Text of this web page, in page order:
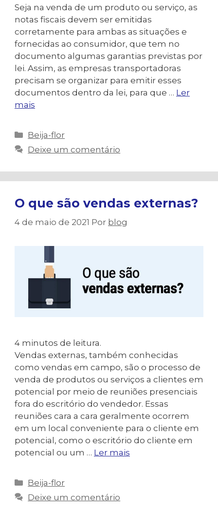
Seja na venda de um produto ou serviço, as
notas fiscais devem ser emitidas
corretamente para ambas as situações e
fornecidas ao consumidor, que tem no
documento algumas garantias previstas por
lei. Assim, as empresas transportadoras
precisam se organizar para emitir esses
documentos dentro da lei, para que … Ler
mais
Categorias
Beija-flor
Deixe um comentário
O que são vendas externas?
4 de maio de 2021 Por blog
4 minutos de leitura.
Vendas externas, também conhecidas
como vendas em campo, são o processo de
venda de produtos ou serviços a clientes em
potencial por meio de reuniões presenciais
fora do escritório do vendedor. Essas
reuniões cara a cara geralmente ocorrem
em um local conveniente para o cliente em
potencial, como o escritório do cliente em
potencial ou um … Ler mais
Categorias
Beija-flor
Deixe um comentário